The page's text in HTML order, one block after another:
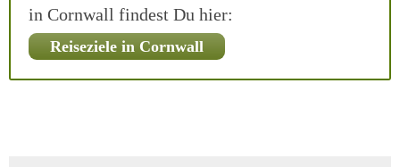
in Cornwall findest Du hier:
Reiseziele in Cornwall